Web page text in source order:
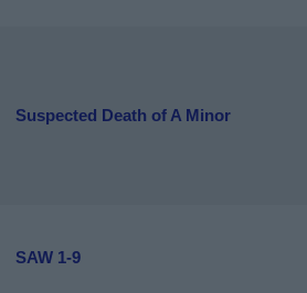
Suspected Death of A Minor
SAW 1-9